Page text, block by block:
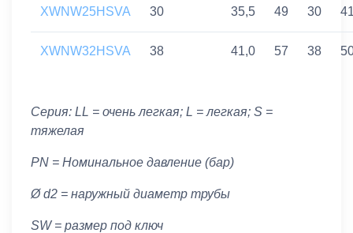
XWNW25HSVA 30 35,5 49 30
XWNW32HSVA 38 41,0 57 38
Серия: LL = очень легкая; L = легкая; S =
тяжелая
PN = Номинальное давление (бар)
Ø d2 = наружный диаметр трубы
SW = размер под ключ